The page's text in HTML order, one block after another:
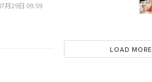
月29日 09:59
LOAD MORE